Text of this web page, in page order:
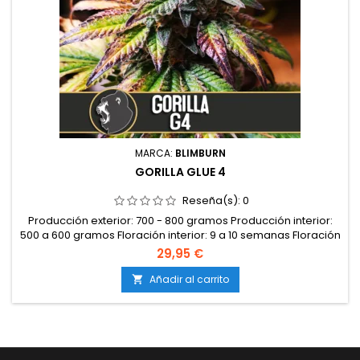
MARCA: BLIMBURN
GORILLA GLUE 4
Reseña(s): 0
Producción exterior: 700 - 800 gramos Producción interior:
500 a 600 gramos Floración interior: 9 a 10 semanas Floración
exterior: No Tipo: Sativa Genética: Chem Sis x Sour Dubb x
Diesel Chocolate Efectos: No Feminizada: Sí Altura: 1,75 - 2
metros CBD: No Sabor: No THC: No
29,95 €
 Añadir al carrito